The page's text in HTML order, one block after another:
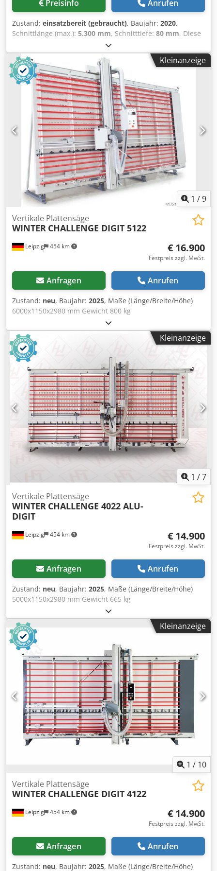
Preisinfo Anrufen
Zustand: einsatzbereit (gebraucht), Baujahr: 2020,
Schnittlänge (max.): 5.300 mm, Schnitttiefe: 80 mm, Diese
Felder Format 4 Kappa V80 Plattensäge wurde im Jahr 2020
hergestellt. Sie verfügt über einen leistungsstarken 5,5 kW
Motor, einen Sägeblattdurchmesser von 300 mm und kann
Schnittlängen bis zu 5300 mm und Höhen bis zu 2200 mm
bewältigen. Ideal für den präzisen Zuschnitt großer
Platten. Kontaktieren Sie uns für weitere Informationen zu
dieser Maschine. Crsdpfxsx D D Scj Aixef • Motorleistung
des Sägeaggregats: 5,5 kW • Durchmesser Sägeblatt: 300
mm • Schnitttiefe: 80 mm • Schnittlänge: 5300 mm •
Schnitthöhe: 2200 mm • Maximaler horizontaler Schnitt:
2080 mm
Kleinanzeige
1 /9
Leipzig 454 km
Vertikale Plattensäge
WINTER CHALLENGE DIGIT 5122
€ 16.900
Festpreis zzgl. MwSt.
Anfragen Anrufen
Zustand: neu, Baujahr: 2025, Maße (Länge/Breite/Höhe)
6000x1150x2980 mm Gewicht 800 kg
Gesamtleistungsbedarf 3 kw Vertikale Plattensäge
CHALLENGE DIGIT 5122 - Schnittlänge horizontal 5100 mm
- Schnitthöhe vertikal 2200 mm - Schnitttiefe 60 mm -
Sägeblattdurchmesser 250 x 30 mm - Drehzahl
Hauptsägeblatt 5800 Upm - Drehzahl Ritzsägeblatt 7800
Upm - Motor 3,0 kW / 400 V - Absaugstutzen 100 mm -
verwindungsfreies, freistehendes Maschinengestell -
Aufstellmaße L=6000,B=1150, H=2980 mm - Gewicht 800 kg
inklusiv: Cjdpevz Eukefx Aixorf - Vorritzaggregat -
Hauptsägerblatt 250x3,2x30 mm Z 80 TF - Vorritzaggregat
mit Sägeblatt 125x30 mm Z 24 konisch - Digitale Anzeige
für Horizontalschnitte - Digitale Anzeige für
Vertikalschnitte - automatisch ausweichender Lattenrost -
Transportrollen - durchgehende Kleinteilauflage -
Kleinanzeige
1 /7
Leipzig 454 km
Vertikale Plattensäge
WINTER CHALLENGE 4022 ALU-
DIGIT
€ 14.900
Festpreis zzgl. MwSt.
Anfragen Anrufen
Zustand: neu, Baujahr: 2025, Maße (Länge/Breite/Höhe)
5000x1150x2980 mm Gewicht 665 kg
Gesamtleistungsbedarf 3 kw Vertikale Plattensäge
CHALLENGE 4022 ALU-DIGIT - Schnittlänge horizontal 4000
mm - Schnitthöhe vertikal 2200 mm - Schnitttiefe 30 mm -
Sägeblattdurchmesser 230 x 30 mm - Drehzahl
Hauptsägeblatt 5800 Upm - Drehzahl Ritzsägeblatt 7800
Upm - Motor 3,0 kW / 400 V Crodpfxevz Eiho Aixef -
Absaugstutzen 100 mm - verwindungsfreies, freistehendes
Maschinengestell - Aufstellmaße L=5000,B=1150, H=2980
mm - Gewicht 665 kg inklusiv: - V-Nutvorrichtung für
Verbundplatten - Digitale Anzeige für Horizontalschnitte -
Digitale Anzeige für Vertikalschnitte - automatisch
ausweichender Lattenrost - Transportrollen -
durchgehende Kleinteilauflage - Streifenanschlag
Kleinanzeige
1 / 10
Leipzig 454 km
Vertikale Plattensäge
WINTER CHALLENGE DIGIT 4122
€ 14.900
Festpreis zzgl. MwSt.
Anfragen Anrufen
Zustand: neu, Baujahr: 2025, Maße (Länge/Breite/Höhe)